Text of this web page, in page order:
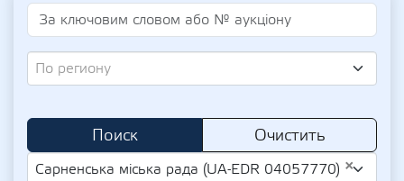
По региону
Поиск Очистить
×
Сарненська міська рада (UA-EDR 04057770)